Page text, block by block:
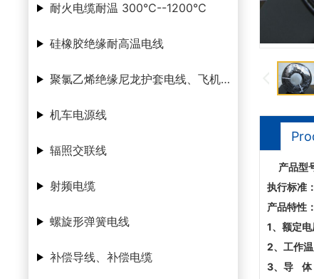
耐火电缆耐温 300℃--1200℃
硅橡胶绝缘耐高温电线
聚氯乙烯绝缘尼龙护套电线、飞机腊克线
机车电源线
辐照交联线
射频电缆
螺旋形弹簧电线
补偿导线、补偿电缆
产品型
执行标准：
产品
1、额定
2、工作
3、导 体